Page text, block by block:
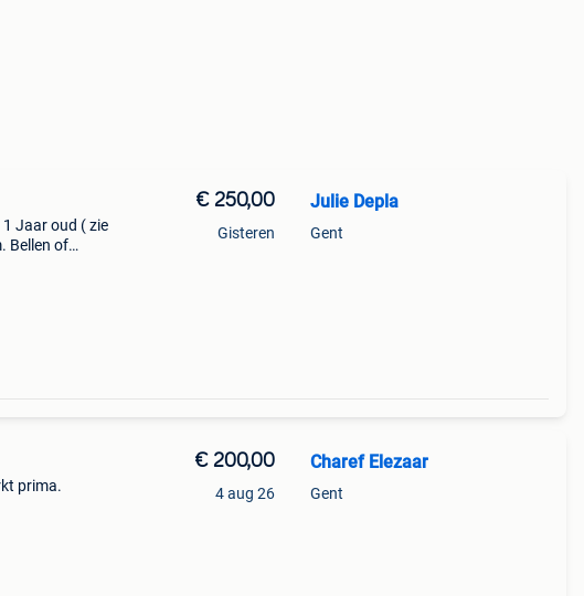
Jaar oud ( zie
Bellen of
€ 250,00
Gisteren
Julie Depla
Gent
prima.
€ 200,00
4 aug 26
Charef Elezaar
Gent